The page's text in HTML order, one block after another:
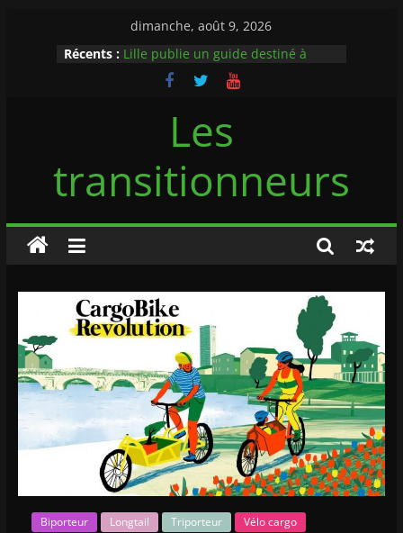
dimanche, août 9, 2026
Récents : Lille publie un guide destiné à
favoriser la bonne cohabitation des
automobilistes et cyclistes via un
Flambée du prix des carburants :
pourquoi le vélo doit devenir une
priorité de la politique des
mobilités
Casque à vélo obligatoire : ces
L’Allemagne test une piste cyclable
recouverte de panneaux solaires
Les
transitionneurs
Biporteur Longtail Triporteur Vélo cargo